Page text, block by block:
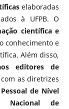
elaboradas
à UFPB. O
científica e
conhecimento e
Além disso,
editores de
as diretrizes
de Nível
Nacional de